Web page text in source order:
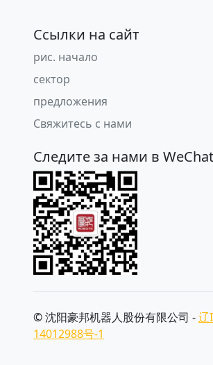
Ссылки на сайт
рис. начало
сектор
предложения
Свяжитесь с нами
Следите за нами в WeChat
© 沈阳豪邦机器人股份有限公司 -辽
14012988号-1